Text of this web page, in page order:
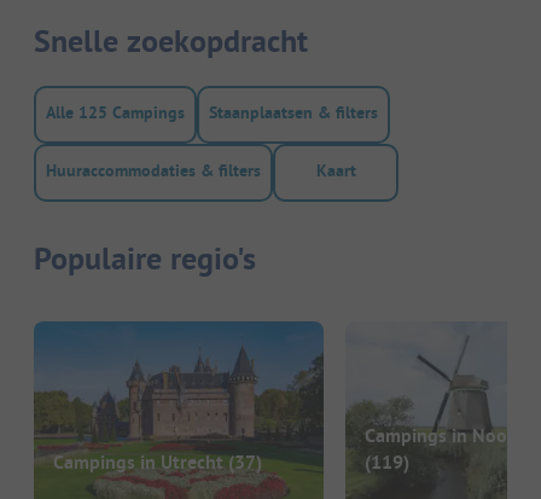
Snelle zoekopdracht
Alle 125 Campings Staanplaatsen & filters
Huuraccommodaties & filters Kaart
Populaire regio's
Campings in Utrecht(37)
Campings in Noord-
(119)